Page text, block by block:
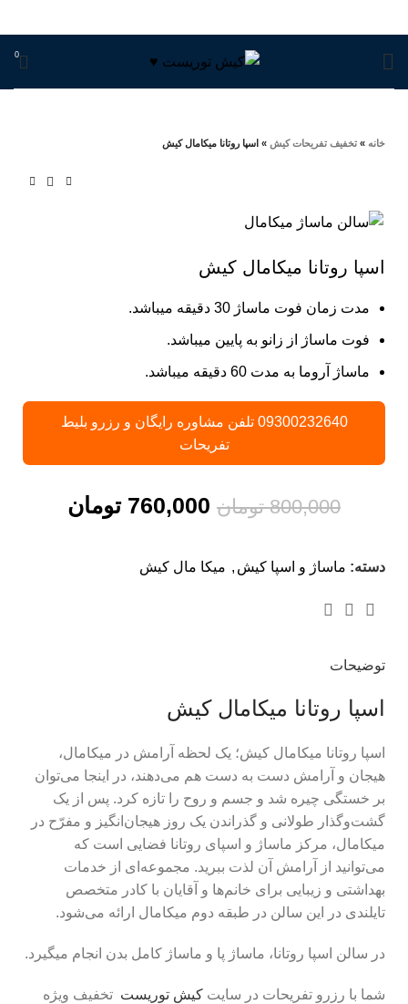
0
خانه » تخفيف تفريحات کيش » اسپا روتانا میکامال کیش
اسپا روتانا میکامال کیش
مدت زمان فوت ماساژ 30 دقیقه میباشد.
فوت ماساژ از زانو به پایین میباشد.
ماساژ آروما به مدت 60 دقیقه میباشد.
09300232640 تلفن مشاوره رایگان و رزرو بلیط
تفریحات
800,000 تومان 760,000 تومان
دسته: ماساژ و اسپا کیش , میکا مال کیش
توضیحات
اسپا روتانا میکامال کیش
اسپا روتانا میکامال کیش؛ یک لحظه آرامش در میکامال،
هیجان و آرامش دست به دست هم می‌دهند، در اینجا می‌توان
بر خستگی چیره شد و جسم و روح را تازه کرد. پس از یک
گشت‌وگذار طولانی و گذراندن یک روز هیجان‌انگیز و مفرّح در
میکامال، مرکز ماساژ و اسپای روتانا فضایی است که
می‌توانید از آرامش آن لذت ببرید. مجموعه‌ای از خدمات
بهداشتی و زیبایی برای خانم‌ها و آقایان با کادر متخصص
تایلندی در این سالن در طبقه دوم میکامال ارائه می‌شود.
در سالن اسپا روتانا، ماساژ پا و ماساژ کامل بدن انجام میگیرد.
شما با رزرو تفریحات در سایت کیش توریست تخفیف ویژه